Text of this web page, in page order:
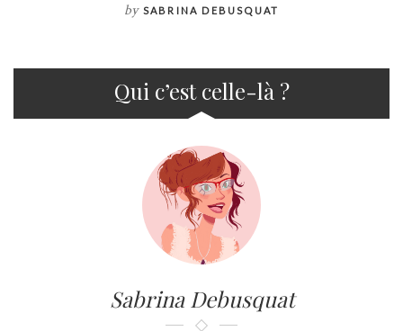
by SABRINA DEBUSQUAT
Qui c’est celle-là ?
Sabrina Debusquat